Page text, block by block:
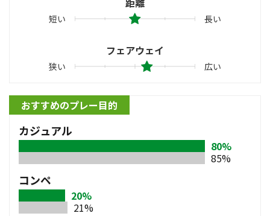
短い 長い
フェアウェイ
狭い 広い
おすすめのプレー目的
カジュアル
80%
85%
コンペ
20%
21%